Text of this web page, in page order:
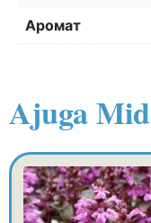
Aромат
Ajuga